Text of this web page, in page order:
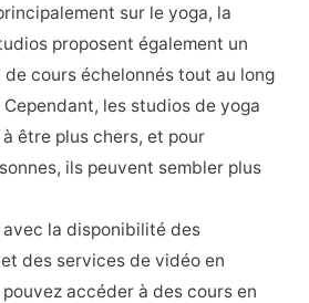
sur le yoga, la
proposent également un
cours échelonnés tout au long
les studios de yoga
être plus chers, et pour
ils peuvent sembler plus
avec la disponibilité des
des services de vidéo en
accéder à des cours en